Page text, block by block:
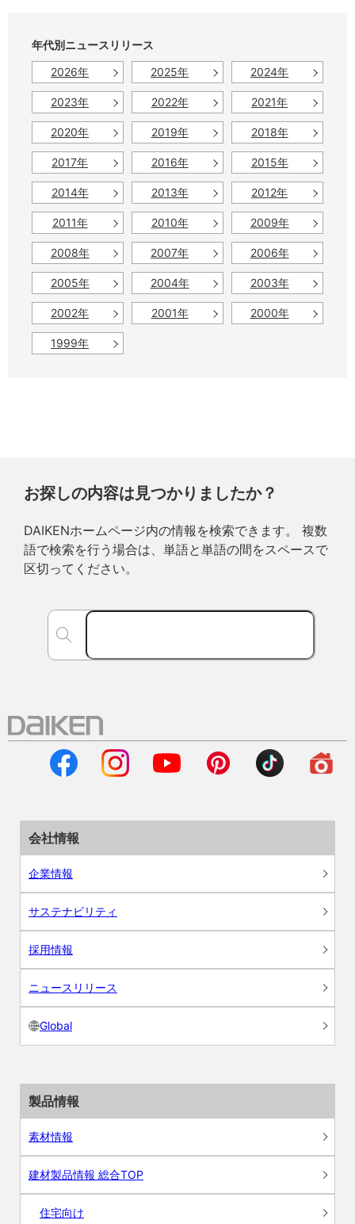
年代別ニュースリリース
2026年
2025年 2024年
2023年 2022年 2021年
2020年 2019年 2018年
2017年 2016年 2015年
2014年 2013年 2012年
2011年 2010年 2009年
2008年 2007年 2006年
2005年 2004年 2003年
2002年 2001年 2000年
1999年
お探しの内容は見つかりましたか？
DAIKENホームページ内の情報を検索できます。 複数
語で検索を行う場合は、単語と単語の間をスペースで
区切ってください。
会社情報
企業情報
サステナビリティ
採用情報
ニュースリリース
Global
製品情報
素材情報
建材製品情報 総合TOP
住宅向け